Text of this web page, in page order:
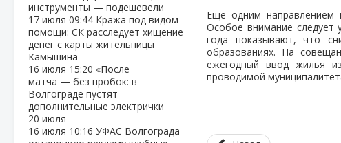
инструменты — подешевели
17 июля 09:44 Кража под видом
помощи: СК расследует хищение
денег с карты жительницы
Камышина
16 июля 15:20 «После
матча — без пробок: в
Волгограде пустят
дополнительные электрички
20 июля
16 июля 10:16 УФАС Волгограда
Еще одним направлением
Особое внимание следует
года показывают, что
образованиях. На
ежегодный ввод жилья
проводимой